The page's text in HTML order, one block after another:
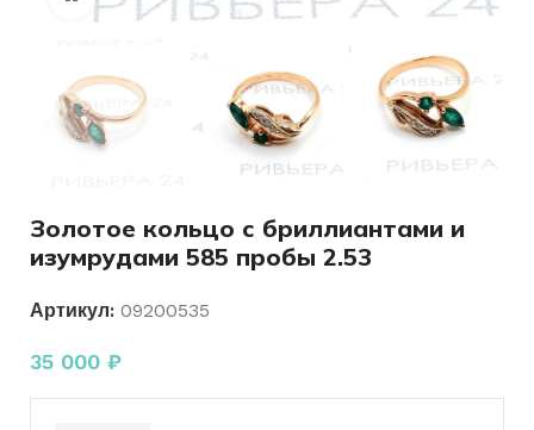
Золотое кольцо с бриллиантами и
изумрудами 585 пробы 2.53
Артикул: 09200535
35 000 ₽